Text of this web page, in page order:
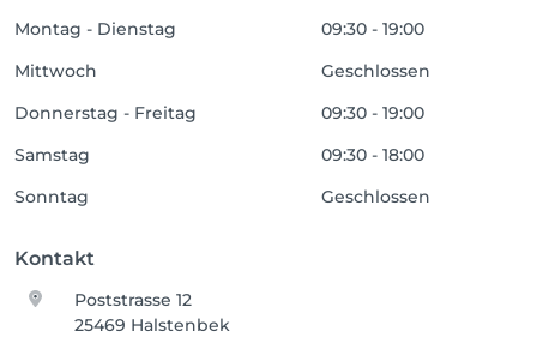
Montag - Dienstag
09:30 - 19:00
Mittwoch
Geschlossen
Donnerstag - Freitag
09:30 - 19:00
Samstag
09:30 - 18:00
Sonntag
Geschlossen
Kontakt
Poststrasse 12
25469 Halstenbek